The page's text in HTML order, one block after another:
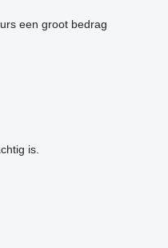
een groot bedrag
is.